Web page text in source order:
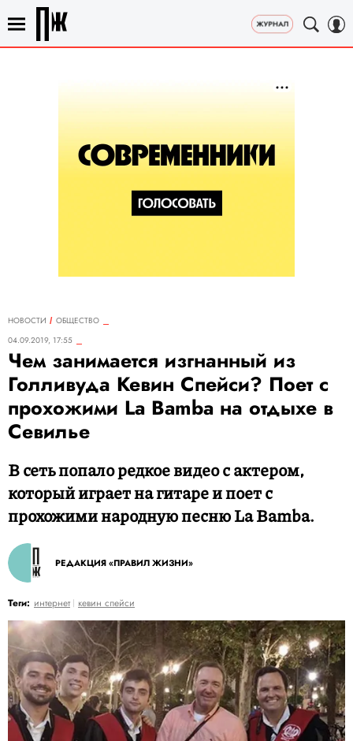
НОВОСТИ
ОБЩЕСТВО
04.09.2019, 17:55
Чем занимается изгнанный из
Голливуда Кевин Спейси? Поет с
прохожими La Bamba на отдыхе в
Севилье
В сеть попало редкое видео с актером,
который играет на гитаре и поет с
прохожими народную песню La Bamba.
РЕДАКЦИЯ «ПРАВИЛ ЖИЗНИ»
Теги: интернет кевин спейси